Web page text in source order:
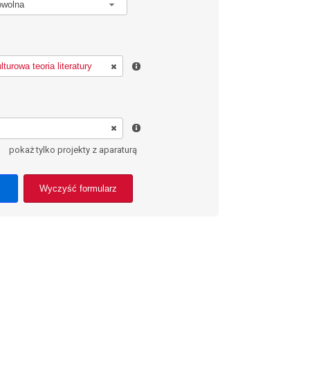
pokaż tylko projekty z aparaturą
Wyczyść formularz